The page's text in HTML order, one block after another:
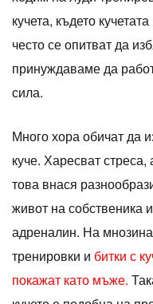
кучета, където
често се опитват да
принуждаваме да
сила.
Много хора обичат да
куче. Харесват
това внася
живот на собственика
адреналин. На
тренировки и битки с
покажат като мъже.